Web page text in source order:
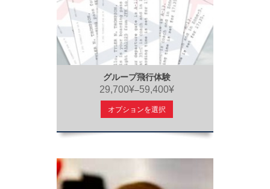
グループ飛行体験
29,700¥–59,400¥
オプションを選択